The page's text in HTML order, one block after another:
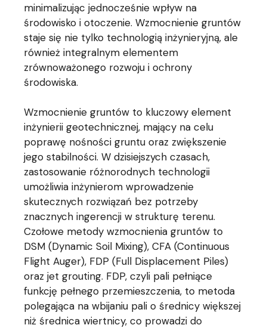
minimalizując jednocześnie wpływ na
środowisko i otoczenie. Wzmocnienie gruntów
staje się nie tylko technologią inżynieryjną, ale
również integralnym elementem
zrównoważonego rozwoju i ochrony
środowiska.
Wzmocnienie gruntów to kluczowy element
inżynierii geotechnicznej, mający na celu
poprawę nośności gruntu oraz zwiększenie
jego stabilności. W dzisiejszych czasach,
zastosowanie różnorodnych technologii
umożliwia inżynierom wprowadzenie
skutecznych rozwiązań bez potrzeby
znacznych ingerencji w strukturę terenu.
Czołowe metody wzmocnienia gruntów to
DSM (Dynamic Soil Mixing), CFA (Continuous
Flight Auger), FDP (Full Displacement Piles)
oraz jet grouting. FDP, czyli pali pełniące
funkcję pełnego przemieszczenia, to metoda
polegająca na wbijaniu pali o średnicy większej
niż średnica wiertnicy, co prowadzi do